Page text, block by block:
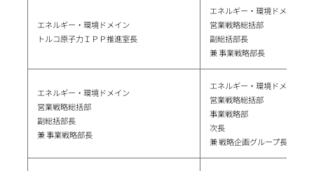
エネルギー・環境ドメイン
トルコ原子力ＩＰＰ推進室長
エネルギー・環境ドメイン
営業戦略総括部
副総括部長
兼 事業戦略部長
エネルギー・環境ドメイン
営業戦略総括部
副総括部長
兼 事業戦略部長
エネルギー・環境ドメイン
営業戦略総括部
事業戦略部
次長
兼 戦略企画グループ長